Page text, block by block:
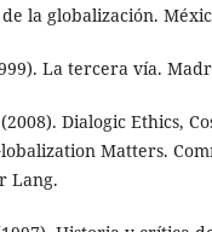
la globalización.
La tercera vía.
Dialogic Ethics,
Matters.
Lang.